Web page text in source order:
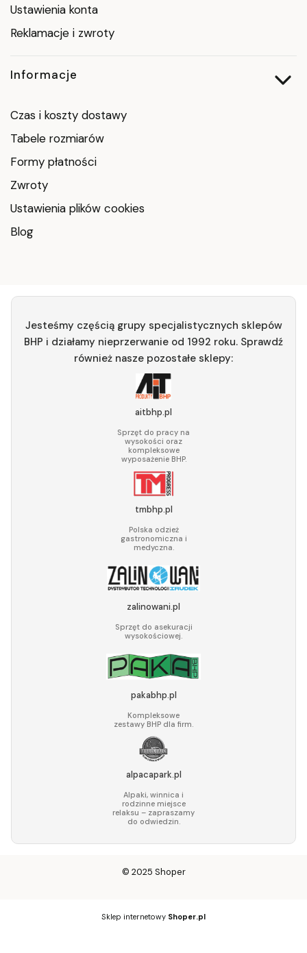
Ustawienia konta
Reklamacje i zwroty
Informacje
Czas i koszty dostawy
Tabele rozmiarów
Formy płatności
Zwroty
Ustawienia plików cookies
Blog
Jesteśmy częścią grupy specjalistycznych sklepów
BHP i działamy nieprzerwanie od 1992 roku. Sprawdź
również nasze pozostałe sklepy:
aitbhp.pl
Sprzęt do pracy na
wysokości oraz
kompleksowe
wyposażenie BHP.
tmbhp.pl
Polska odzież
gastronomiczna i
medyczna.
zalinowani.pl
Sprzęt do asekuracji
wysokościowej.
pakabhp.pl
Kompleksowe
zestawy BHP dla firm.
alpacapark.pl
Alpaki, winnica i
rodzinne miejsce
relaksu – zapraszamy
do odwiedzin.
© 2025 Shoper
Sklep internetowy Shoper.pl